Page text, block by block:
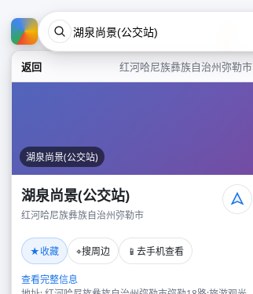
返回 红河哈尼族彝族自治州弥勒市
湖泉尚景(公交站)
湖泉尚景(公交站)
红河哈尼族彝族自治州弥勒市
★收藏 ⌖搜周边 📱 去手机查看
查看完整信息